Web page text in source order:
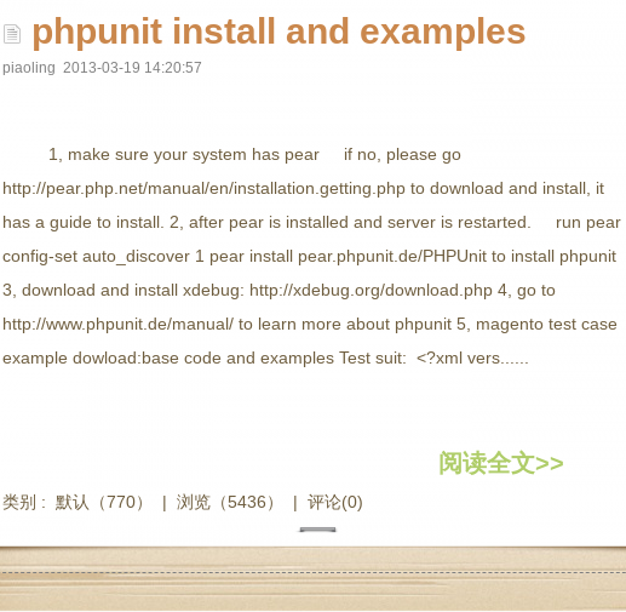
phpunit install and examples
piaoling 2013-03-19 14:20:57
1, make sure your system has pear if no, please go
http://pear.php.net/manual/en/installation.getting.php to download and install, it
has a guide to install. 2, after pear is installed and server is restarted. run pear
config-set auto_discover 1 pear install pear.phpunit.de/PHPUnit to install phpunit
3, download and install xdebug: http://xdebug.org/download.php 4, go to
http://www.phpunit.de/manual/ to learn more about phpunit 5, magento test case
example dowload:base code and examples Test suit: <?xml vers......
阅读全文>>
类别 : 默认 （770） | 浏览（5436） | 评论(0)